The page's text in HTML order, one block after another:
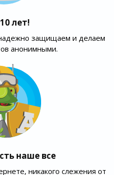
лет!
защищаем и делаем
анонимными.
наше все
никакого слежения от